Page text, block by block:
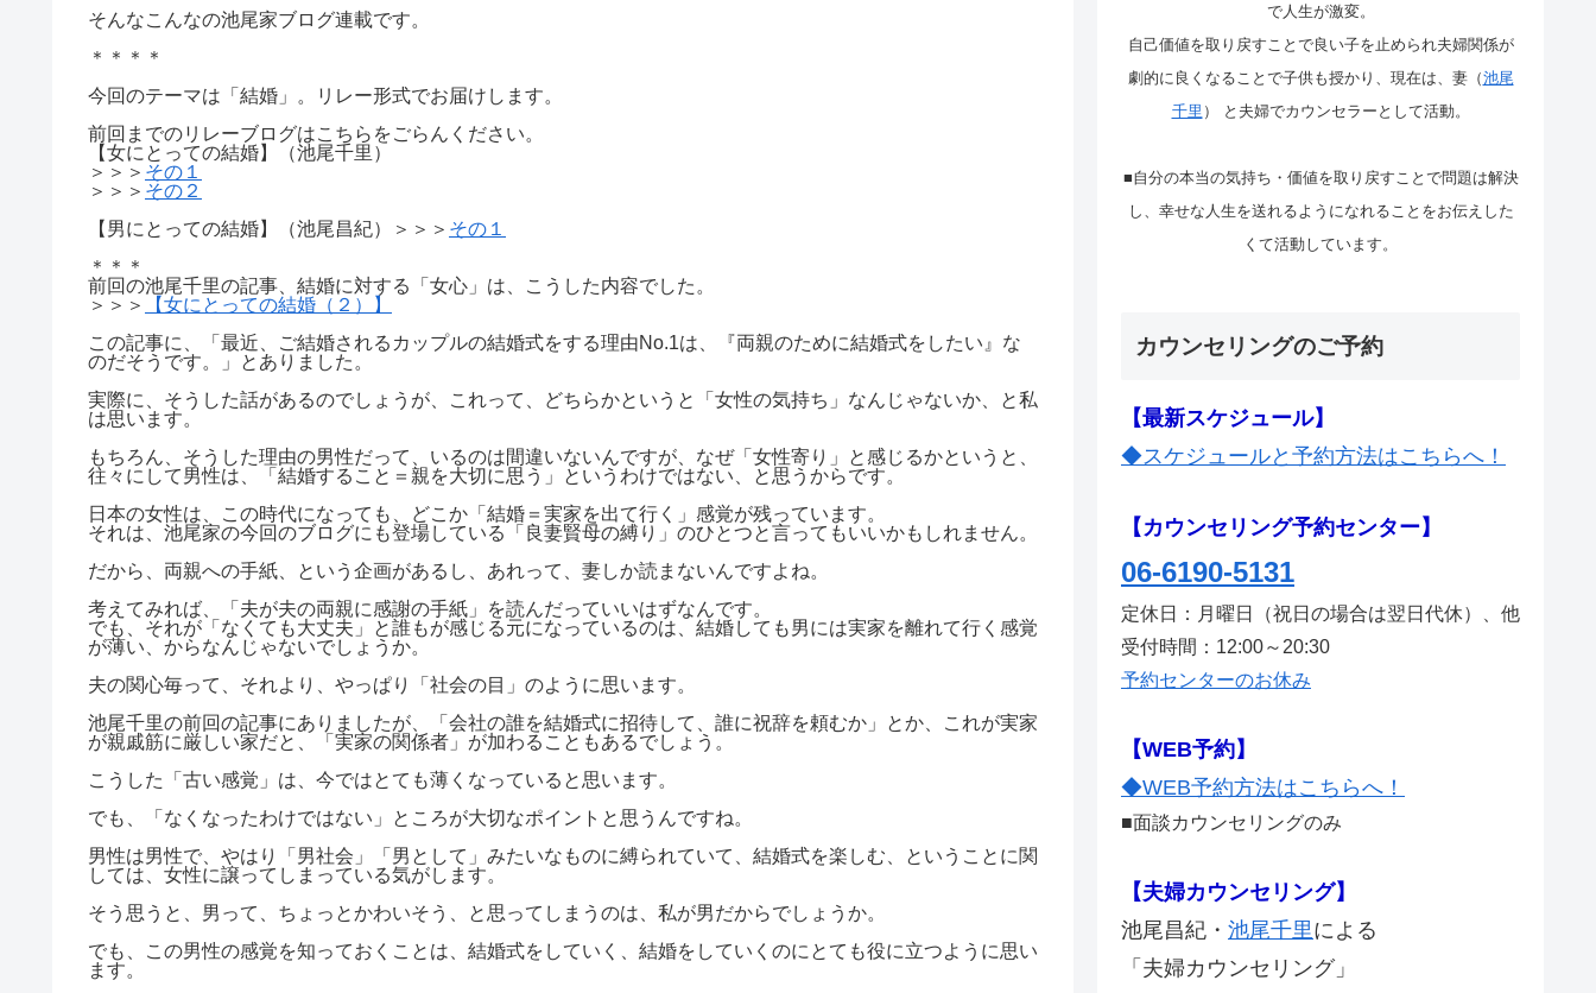
そんなこんなの池尾家ブログ連載です。
＊＊＊＊
今回のテーマは「結婚」。リレー形式でお届けします。
前回までのリレーブログはこちらをごらんください。
【女にとっての結婚】（池尾千里）
＞＞＞ その１
＞＞＞ その２
【男にとっての結婚】（池尾昌紀）＞＞＞ その１
＊＊＊
前回の池尾千里の記事、結婚に対する「女心」は、こうした内容でした。
＞＞＞
【女にとっての結婚（２）】
この記事に、「最近、ご結婚されるカップルの結婚式をする理由No.1は、『両親のために結婚式をしたい』な
のだそうです。」とありました。
実際に、そうした話があるのでしょうが、これって、どちらかというと「女性の気持ち」なんじゃないか、と私
は思います。
もちろん、そうした理由の男性だって、いるのは間違いないんですが、なぜ「女性寄り」と感じるかというと、
往々にして男性は、「結婚すること＝親を大切に思う」というわけではない、と思うからです。
日本の女性は、この時代になっても、どこか「結婚＝実家を出て行く」感覚が残っています。
それは、池尾家の今回のブログにも登場している「良妻賢母の縛り」のひとつと言ってもいいかもしれません。
だから、両親への手紙、という企画があるし、あれって、妻しか読まないんですよね。
考えてみれば、「夫が夫の両親に感謝の手紙」を読んだっていいはずなんです。
でも、それが「なくても大丈夫」と誰もが感じる元になっているのは、結婚しても男には実家を離れて行く感覚
が薄い、からなんじゃないでしょうか。
夫の関心毎って、それより、やっぱり「社会の目」のように思います。
池尾千里の前回の記事にありましたが、「会社の誰を結婚式に招待して、誰に祝辞を頼むか」とか、これが実家
が親戚筋に厳しい家だと、「実家の関係者」が加わることもあるでしょう。
こうした「古い感覚」は、今ではとても薄くなっていると思います。
でも、「なくなったわけではない」ところが大切なポイントと思うんですね。
男性は男性で、やはり「男社会」「男として」みたいなものに縛られていて、結婚式を楽しむ、ということに関
しては、女性に譲ってしまっている気がします。
そう思うと、男って、ちょっとかわいそう、と思ってしまうのは、私が男だからでしょうか。
でも、この男性の感覚を知っておくことは、結婚式をしていく、結婚をしていくのにとても役に立つように思い
ます。
で人生が激変。
自己価値を取り戻すことで良い子を止められ夫婦関係が
劇的に良くなることで子供も授かり、現在は、妻（池尾
千里 ） と夫婦でカウンセラーとして活動。
■自分の本当の気持ち・価値を取り戻すことで問題は解決
し、幸せな人生を送れるようになれることをお伝えした
くて活動しています。
カウンセリングのご予約
【最新スケジュール】
◆スケジュールと予約方法はこちらへ！
【カウンセリング予約センター】
06-6190-5131
定休日：月曜日（祝日の場合は翌日代休）、他
受付時間：12:00～20:30
予約センターのお休み
【WEB予約】
◆WEB予約方法はこちらへ！
■面談カウンセリングのみ
【夫婦カウンセリング】
池尾昌紀・ 池尾千里による
「夫婦カウンセリング」